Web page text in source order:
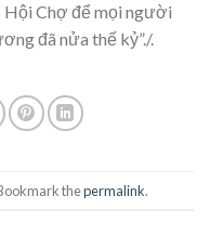
Hội Chợ để mọi người
đã nửa thế kỷ”./.
thepermalink.